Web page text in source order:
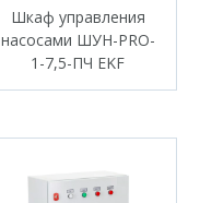
Шкаф управления
насосами ШУН-PRO-
1-7,5-ПЧ EKF